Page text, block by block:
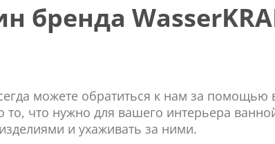
можете обратиться к нам за помощью
что нужно для вашего интерьера
и ухаживать за ними.